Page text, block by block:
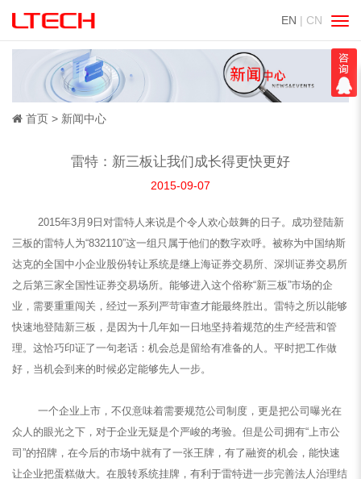
EN | CN
切
换
导
航
首页 新闻中心
雷特：新三板让我们成长得更快更好
2015-09-07
2015年3月9日对雷特人来说是个令人欢心鼓舞的日子。成功登陆新
三板的雷特人为“832110”这一组只属于他们的数字欢呼。被称为中国纳斯
达克的全国中小企业股份转让系统是继上海证券交易所、深圳证券交易所
之后第三家全国性证券交易场所。能够进入这个俗称“新三板”市场的企
业，需要重重闯关，经过一系列严苛审查才能最终胜出。雷特之所以能够
快速地登陆新三板，是因为十几年如一日地坚持着规范的生产经营和管
理。这恰巧印证了一句老话：机会总是留给有准备的人。平时把工作做
好，当机会到来的时候必定能够先人一步。
一个企业上市，不仅意味着需要规范公司制度，更是把公司曝光在
众人的眼光之下，对于企业无疑是个严峻的考验。但是公司拥有“上市公
司”的招牌，在今后的市场中就有了一张王牌，有了融资的机会，能快速
让企业把蛋糕做大。在股转系统挂牌，有利于雷特进一步完善法人治理结